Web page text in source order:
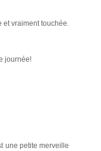
et vraiment touchée.
journée!
une petite merveille